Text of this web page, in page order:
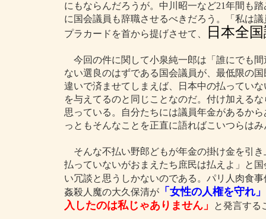
にもならんだろうが。中川昭一など21年間も
に国会議員も辞職させるべきだろう。「私は
プラカードを首から提げさせて、
日本全
今回の件に関して小泉純一郎は「誰にでも
ない選良のはずである国会議員が、最低限の
違いで済ませてしまえば、日本中の払ってい
を与えてるのと同じことなのだ。付け加える
思っている。自分たちには議員年金があるか
っともそんなことを正直に語ればこいつらは
そんな不払い野郎どもが年金の掛け金を引
払っていないがおまえたち庶民は払えよ」と
い冗談と思うしかないのである。パリ人肉食
姦殺人魔の大久保清が「女性の人権を守れ」
入したのは私じゃありません」 と発言する